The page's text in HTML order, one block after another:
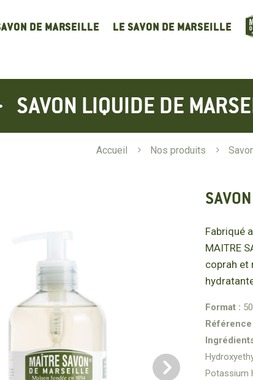
DE MARSEILLE LE SAVON DE MARSEILLE
SAVON LIQUIDE DE
Accueil 5 Nos produits 5
Fabriqué
MAITRE
coprah et
Format :
Potassium